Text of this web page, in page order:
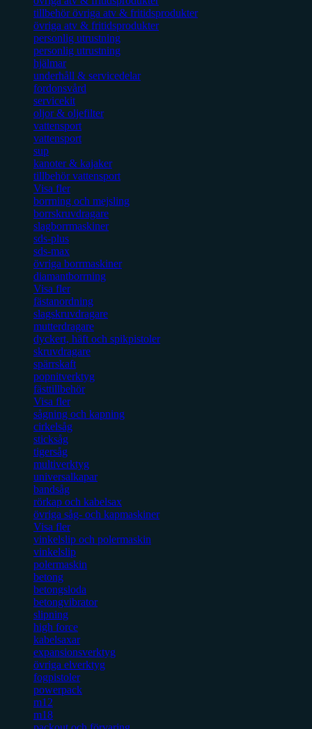
tillbehör övriga atv & fritidsprodukter
övriga atv & fritidsprodukter
personlig utrustning
personlig utrustning
hjälmar
underhåll & servicedelar
fordonsvård
servicekit
oljor & oljefilter
vattensport
vattensport
sup
kanoter & kajaker
tillbehör vattensport
Visa fler
borrning och mejsling
borrskruvdragare
slagborrmaskiner
sds-plus
sds-max
övriga borrmaskiner
diamantborrning
Visa fler
fästanordning
slagskruvdragare
mutterdragare
dyckert, häft och spikpistoler
skruvdragare
spärrskaft
popnitverktyg
fästtillbehör
Visa fler
sågning och kapning
cirkelsåg
sticksåg
tigersåg
multiverktyg
universalkapar
bandsåg
rörkap och kabelsax
övriga såg- och kapmaskiner
Visa fler
vinkelslip och polermaskin
vinkelslip
polermaskin
betong
betongsloda
betongvibrator
slipning
high force
kabelsaxar
expansionsverktyg
övriga elverktyg
fogpistoler
powerpack
m12
m18